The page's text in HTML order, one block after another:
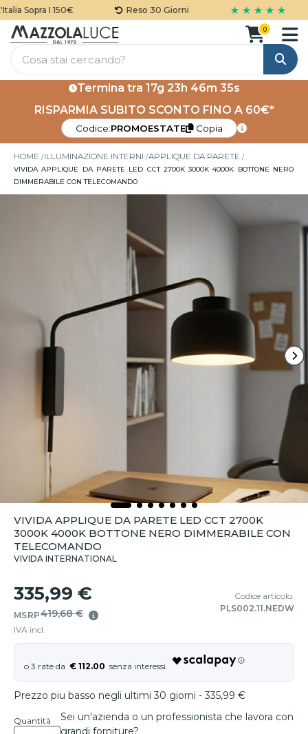
Sopra I 150€ Reso 30 Giorni ★ ★ ★ ★ ★
Cerca
0
Termina tra 17g 23h 46m 35s
RISPARMIA SUBITO SCONTO FINO A 60€*
Codice:PROMOESTATE Copia
HOME ILLUMINAZIONE INTERNI APPLIQUE DA PARETE
VIVIDA APPLIQUE DA PARETE LED CCT 2700K 3000K 4000K BOTTONE NERO
DIMMERABILE CON TELECOMANDO
VIVIDA APPLIQUE DA PARETE LED CCT 2700K
3000K 4000K BOTTONE NERO DIMMERABILE CON
TELECOMANDO
VIVIDA INTERNATIONAL
335,99 €
MSRP419,68 €
IVA incl.
Codice articolo:
PLS002.11.NEDW
€ 112.00
Prezzo piu basso negli ultimi 30 giorni - 335,99 €
Quantità
Sei un'azienda o un professionista che lavora con
grandi forniture?